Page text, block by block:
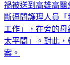
禍被送到高雄高
斷逼問護理人員
工作」，在旁的
太平間」。對此
案。